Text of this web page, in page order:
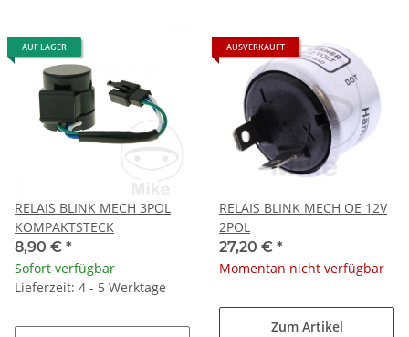
AUF LAGER
RELAIS BLINK MECH 3POL
KOMPAKTSTECK
8,90 € *
Sofort verfügbar
Lieferzeit: 4 - 5 Werktage
AUSVERKAUFT
RELAIS BLINK MECH OE 12V
2POL
27,20 € *
Momentan nicht verfügbar
Zum Artikel